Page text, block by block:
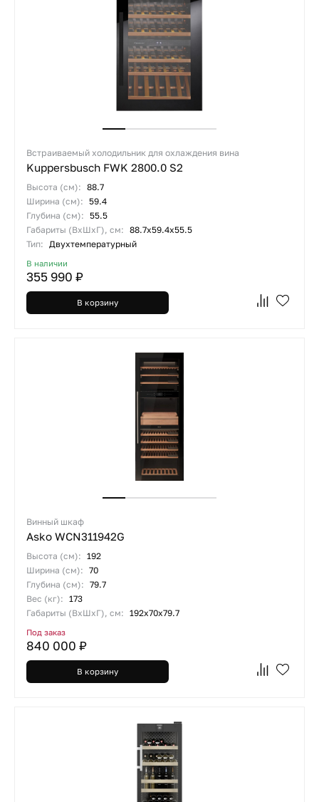
Встраиваемый холодильник для охлаждения вина
Kuppersbusch FWK 2800.0 S2
Высота (см): 88.7
Ширина (см): 59.4
Глубина (см): 55.5
Габариты (ВхШхГ), см: 88.7x59.4x55.5
Тип: Двухтемпературный
В наличии
355 990 ₽
В корзину
Винный шкаф
Asko WCN311942G
Высота (см): 192
Ширина (см): 70
Глубина (см): 79.7
Вес (кг): 173
Габариты (ВхШхГ), см: 192х70х79.7
Под заказ
840 000 ₽
В корзину